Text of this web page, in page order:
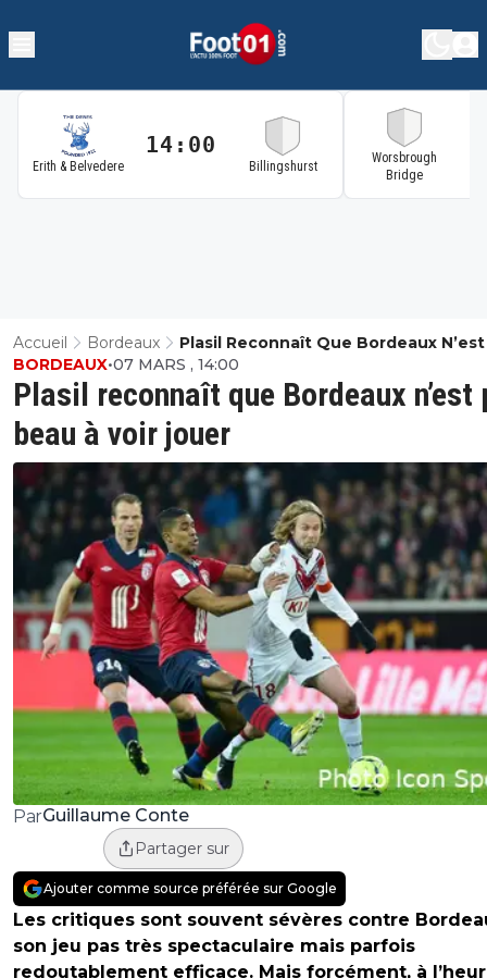
Erith & Belvedere
14:00
Billingshurst
Worsbrough
Bridge
Accueil Bordeaux
Plasil Reconnaît Que Bordeaux N’est
Beau À Voir Jouer
Plasil reconnaît que Bordeaux n’est
beau à voir jouer
BORDEAUX•07 MARS , 14:00
ParGuillaume Conte
Partager sur
Ajouter comme source préférée sur Google
Les critiques sont souvent sévères contre
son jeu pas très spectaculaire mais parfois
redoutablement efficace. Mais forcément, à